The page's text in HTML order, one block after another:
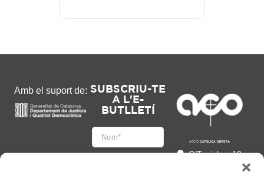
Amb el suport de: SUBSCRIU-TE
A L'E-
BUTLLETÍ
C/Tapioles, 10